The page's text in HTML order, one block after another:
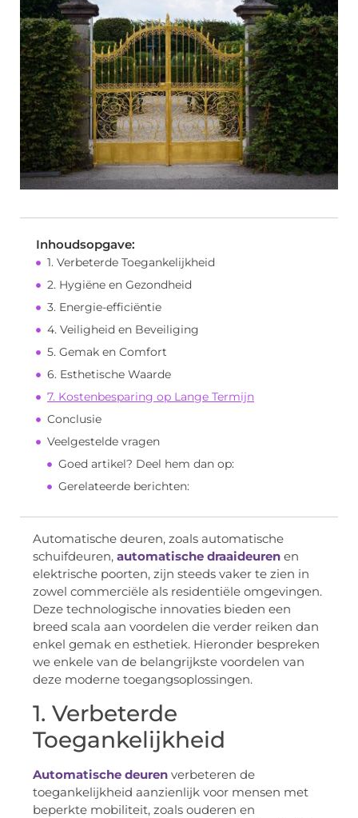
Inhoudsopgave:
1. Verbeterde Toegankelijkheid
2. Hygiëne en Gezondheid
3. Energie-efficiëntie
4. Veiligheid en Beveiliging
5. Gemak en Comfort
6. Esthetische Waarde
7. Kostenbesparing op Lange Termijn
Conclusie
Veelgestelde vragen
Goed artikel? Deel hem dan op:
Gerelateerde berichten:
Automatische deuren, zoals automatische
schuifdeuren, automatische draaideuren en
elektrische poorten, zijn steeds vaker te zien in
zowel commerciële als residentiële omgevingen.
Deze technologische innovaties bieden een
breed scala aan voordelen die verder reiken dan
enkel gemak en esthetiek. Hieronder bespreken
we enkele van de belangrijkste voordelen van
deze moderne toegangsoplossingen.
1. Verbeterde
Toegankelijkheid
Automatische deuren verbeteren de
toegankelijkheid aanzienlijk voor mensen met
beperkte mobiliteit, zoals ouderen en